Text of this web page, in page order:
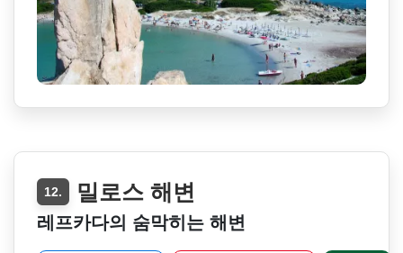
12. 밀로스 해변
레프카다의 숨막히는 해변